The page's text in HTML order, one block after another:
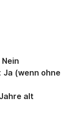
Nein
Ja (wenn ohne
alt